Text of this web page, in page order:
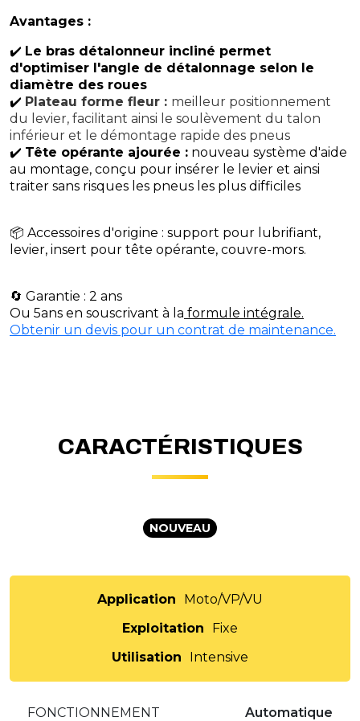
Avantages :
✔️ Le bras détalonneur incliné permet
d'optimiser l'angle de détalonnage selon le
diamètre des roues
✔️ Plateau forme fleur : meilleur positionnement
du levier, facilitant ainsi le soulèvement du talon
inférieur et le démontage rapide des pneus
✔️ Tête opérante ajourée : nouveau système d'aide
au montage, conçu pour insérer le levier et ainsi
traiter sans risques les pneus les plus difficiles
📦 Accessoires d'origine : support pour lubrifiant,
levier, insert pour tête opérante, couvre-mors.
🔄 Garantie : 2 ans
Ou 5ans en souscrivant à la formule intégrale.
Obtenir un devis pour un contrat de maintenance.
CARACTÉRISTIQUES
NOUVEAU
Application
Moto/VP/VU
Exploitation
Fixe
Utilisation
Intensive
FONCTIONNEMENT Automatique